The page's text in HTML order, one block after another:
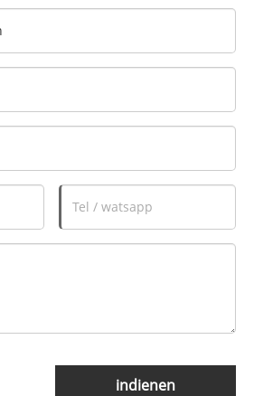
indienen